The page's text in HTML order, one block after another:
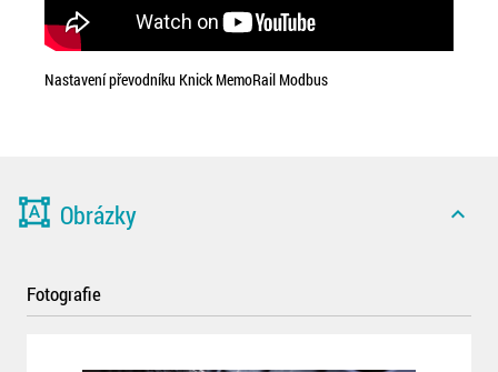
Nastavení převodníku Knick MemoRail Modbus
format_shapes Obrázky expand_less
Fotografie